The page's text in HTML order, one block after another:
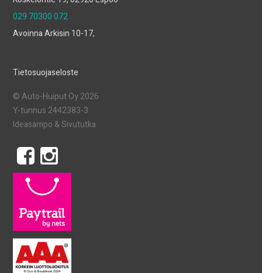
029 70300 072
Avoinna Arkisin 10-17,
Tietosuojaseloste
© Auto-Huiput Oy 2026
Y-tunnus 2442383-3
Ideasampo &Sivututka